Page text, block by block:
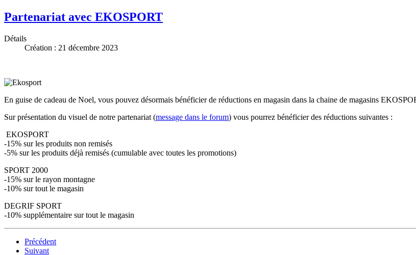
Partenariat avec EKOSPORT
Détails
Création : 21 décembre 2023
En guise de cadeau de Noel, vous pouvez désormais bénéficier de réductions en magasin dans la chaine de magasins
Sur présentation du visuel de notre partenariat (message dans le forum) vous pourrez bénéficier des réductions suivantes :
EKOSPORT
-15% sur les produits non remisés
-5% sur les produits déjà remisés (cumulable avec toutes les promotions)
SPORT 2000
-15% sur le rayon montagne
-10% sur tout le magasin
DEGRIF SPORT
-10% supplémentaire sur tout le magasin
Précédent
Suivant